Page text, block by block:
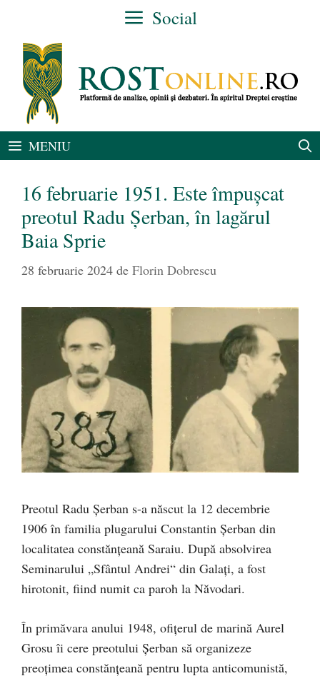
conținut
Social
MENIU
16 februarie 1951. Este împuşcat
preotul Radu Şerban, în lagărul
Baia Sprie
28 februarie 2024 de Florin Dobrescu
Preotul Radu Şerban s-a născut la 12 decembrie
1906 în familia plugarului Constantin Şerban din
localitatea constănţeană Saraiu. După absolvirea
Seminarului „Sfântul Andrei“ din Galaţi, a fost
hirotonit, fiind numit ca paroh la Năvodari.
În primăvara anului 1948, ofițerul de marină Aurel
Grosu îi cere preotului Şerban să organizeze
preoţimea constănţeană pentru lupta anticomunistă,